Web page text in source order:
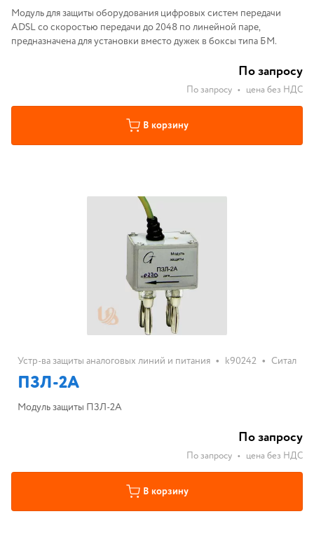
Модуль для защиты оборудования цифровых систем передачи
ADSL со скоростью передачи до 2048 по линейной паре,
предназначена для установки вместо дужек в боксы типа БМ.
По запросу
По запросу • цена без НДС
В корзину
Устр-ва защиты аналоговых линий и питания • k90242 • Ситал
ПЗЛ-2А
Модуль защиты ПЗЛ-2А
По запросу
По запросу • цена без НДС
В корзину